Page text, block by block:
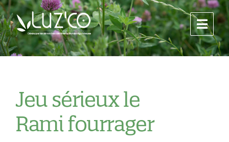
Jeu sérieux le
Rami fourrager